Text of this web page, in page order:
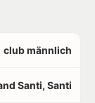
club männlich
Santi, Santi